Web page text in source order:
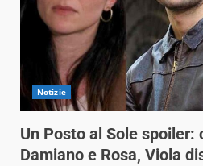
Notizie
Un Posto al Sole spoiler:
Damiano e Rosa, Viola